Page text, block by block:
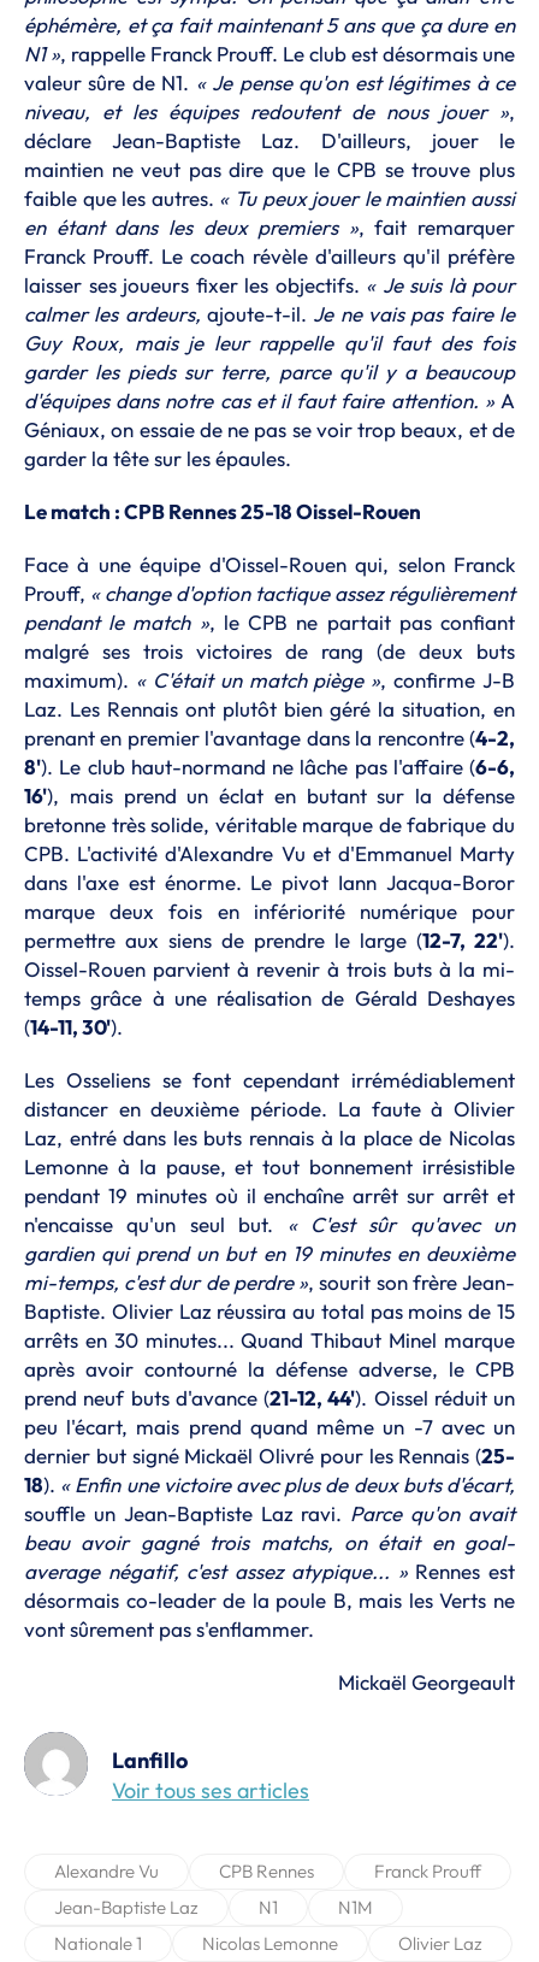
éphémère, et ça fait maintenant 5 ans que ça dure en
N1 », rappelle Franck Prouff. Le club est désormais une
valeur sûre de N1. « Je pense qu'on est légitimes à ce
niveau, et les équipes redoutent de nous jouer »,
déclare Jean-Baptiste Laz. D'ailleurs, jouer le
maintien ne veut pas dire que le CPB se trouve plus
faible que les autres. « Tu peux jouer le maintien aussi
en étant dans les deux premiers », fait remarquer
Franck Prouff. Le coach révèle d'ailleurs qu'il préfère
laisser ses joueurs fixer les objectifs. « Je suis là pour
calmer les ardeurs, ajoute-t-il. Je ne vais pas faire le
Guy Roux, mais je leur rappelle qu'il faut des fois
garder les pieds sur terre, parce qu'il y a beaucoup
d'équipes dans notre cas et il faut faire attention. »A
Géniaux, on essaie de ne pas se voir trop beaux, et de
garder la tête sur les épaules.
Le match : CPB Rennes 25-18 Oissel-Rouen
Face à une équipe d'Oissel-Rouen qui, selon Franck
Prouff, « change d'option tactique assez régulièrement
pendant le match », le CPB ne partait pas confiant
malgré ses trois victoires de rang (de deux buts
maximum). « C'était un match piège », confirme J-B
Laz. Les Rennais ont plutôt bien géré la situation, en
prenant en premier l'avantage dans la rencontre (4-2,
8'). Le club haut-normand ne lâche pas l'affaire (6-6,
16'), mais prend un éclat en butant sur la défense
bretonne très solide, véritable marque de fabrique du
CPB. L'activité d'Alexandre Vu et d'Emmanuel Marty
dans l'axe est énorme. Le pivot Iann Jacqua-Boror
marque deux fois en infériorité numérique pour
permettre aux siens de prendre le large (12-7, 22').
Oissel-Rouen parvient à revenir à trois buts à la mi-
temps grâce à une réalisation de Gérald Deshayes
(14-11, 30').
Les Osseliens se font cependant irrémédiablement
distancer en deuxième période. La faute à Olivier
Laz, entré dans les buts rennais à la place de Nicolas
Lemonne à la pause, et tout bonnement irrésistible
pendant 19 minutes où il enchaîne arrêt sur arrêt et
n'encaisse qu'un seul but. « C'est sûr qu'avec un
gardien qui prend un but en 19 minutes en deuxième
mi-temps, c'est dur de perdre », sourit son frère Jean-
Baptiste. Olivier Laz réussira au total pas moins de 15
arrêts en 30 minutes... Quand Thibaut Minel marque
après avoir contourné la défense adverse, le CPB
prend neuf buts d'avance (21-12, 44'). Oissel réduit un
peu l'écart, mais prend quand même un -7 avec un
dernier but signé Mickaël Olivré pour les Rennais (25-
18). « Enfin une victoire avec plus de deux buts d'écart,
souffle un Jean-Baptiste Laz ravi. Parce qu'on avait
beau avoir gagné trois matchs, on était en goal-
average négatif, c'est assez atypique... »Rennes est
désormais co-leader de la poule B, mais les Verts ne
vont sûrement pas s'enflammer.
Mickaël Georgeault
Lanfillo
Voir tous ses articles
Alexandre Vu CPB Rennes
Franck Prouff
Jean-Baptiste Laz
N1
N1M
Nationale 1
Nicolas Lemonne
Olivier Laz